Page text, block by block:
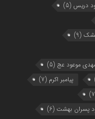
دریس (5)
(9)
موعود عج (5)
پیامبر اکرم (7)
پسران بهشت (6)